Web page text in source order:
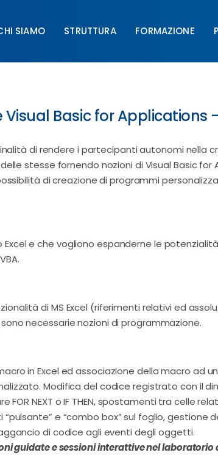
SIAMO STRUTTURA FORMAZIONE
Visual Basic for Applications
di rendere i partecipanti autonomi nella
stesse fornendo nozioni di Visual Basic for
di creazione di programmi
e che vogliono espanderne le
di MS Excel (riferimenti relativi ed
necessarie nozioni di programmazione.
in Excel ed associazione della macro ad
Modifica del codice registrato con il
FOR NEXT o IF THEN, spostamenti tra celle
e “combo box” sul foglio, gestione
di codice agli eventi degli oggetti.
guidate e sessioni interattive nel